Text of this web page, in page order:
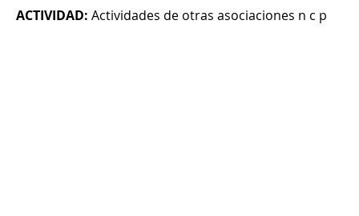
ACTIVIDAD: Actividades de otras asociaciones n c p